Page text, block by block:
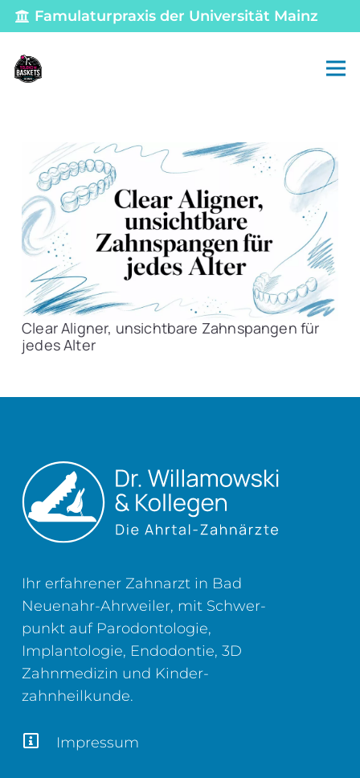
Famulaturpraxis der Universität Mainz
Clear Aligner, unsichtbare Zahnspangen für
jedes Alter
Ihr erfahrener Zahnarzt in Bad
Neuenahr-Ahrweiler, mit Schwer­
punkt auf Parodontologie,
Implantologie, Endodontie, 3D
Zahn­medizin und Kinder­
zahnheilkunde.
Impressum